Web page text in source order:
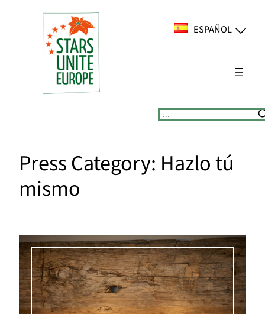
ESPAÑOL
Suchen
Press Category: Hazlo tú
mismo